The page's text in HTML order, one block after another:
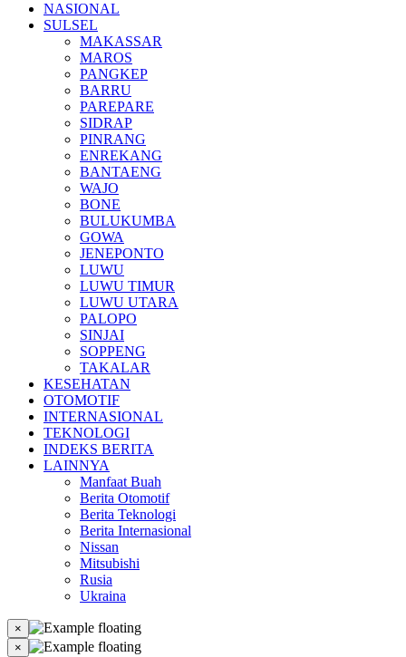
NASIONAL
SULSEL
MAKASSAR
MAROS
PANGKEP
BARRU
PAREPARE
SIDRAP
PINRANG
ENREKANG
BANTAENG
WAJO
BONE
BULUKUMBA
GOWA
JENEPONTO
LUWU
LUWU TIMUR
LUWU UTARA
PALOPO
SINJAI
SOPPENG
TAKALAR
KESEHATAN
OTOMOTIF
INTERNASIONAL
TEKNOLOGI
INDEKS BERITA
LAINNYA
Manfaat Buah
Berita Otomotif
Berita Teknologi
Berita Internasional
Nissan
Mitsubishi
Rusia
Ukraina
×
×